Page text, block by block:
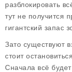
разблокировать
тут не получится
гигантский запас
Зато существуют
стоит
Сначала всё